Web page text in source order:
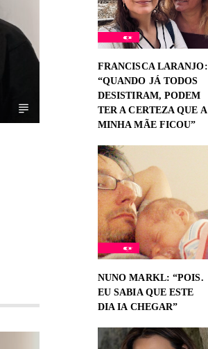
FRANCISCA LARANJO:
“QUANDO JÁ TODOS
DESISTIRAM, PODEM
TER A CERTEZA QUE A
MINHA MÃE FICOU”
NUNO MARKL: “POIS.
EU SABIA QUE ESTE
DIA IA CHEGAR”